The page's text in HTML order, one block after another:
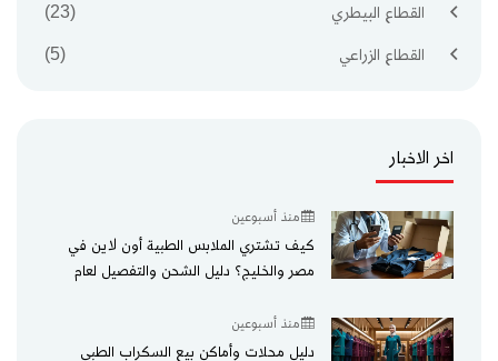
القطاع البيطري (23)
القطاع الزراعي (5)
اخر الاخبار
منذ أسبوعين
كيف تشتري الملابس الطبية أون لاين في
مصر والخليج؟ دليل الشحن والتفصيل لعام
منذ أسبوعين
دليل محلات وأماكن بيع السكراب الطبي